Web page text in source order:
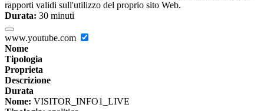
rapporti validi sull'utilizzo del proprio sito Web.
Durata: 30 minuti
www.youtube.com
Nome
Tipologia
Proprieta
Descrizione
Durata
Nome: VISITOR_INFO1_LIVE